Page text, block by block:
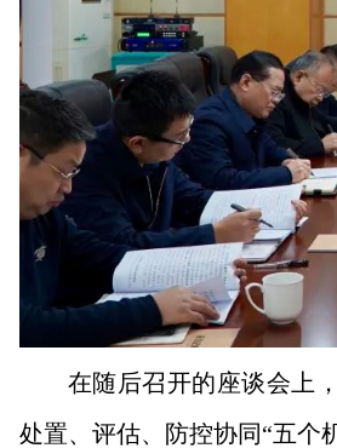
在随后召开的座谈会上
处置、评估、防控协同“五个